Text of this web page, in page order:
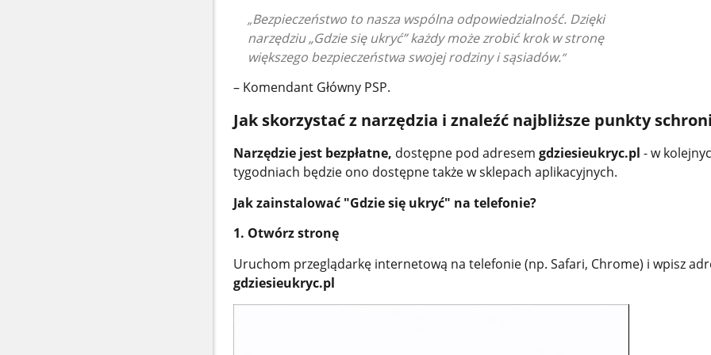
Bezpieczeństwo to nasza wspólna odpowiedzialność. Dzięki
narzędziu„Gdzie się ukryć” każdy może zrobić krok w stronę
większego bezpieczeństwa swojej rodziny i sąsiadów.
– Komendant Główny PSP.
Jak skorzystać z narzędzia i znaleźć najbliższe punkty
Narzędzie jest bezpłatne, dostępne pod adresem gdziesieukryc.pl - w
tygodniach będzie ono dostępne także w sklepach aplikacyjnych.
Jak zainstalować "Gdzie się ukryć" na telefonie?
1. Otwórz stronę
Uruchom przeglądarkę internetową na telefonie (np. Safari, Chrome) i wpisz
gdziesieukryc.pl